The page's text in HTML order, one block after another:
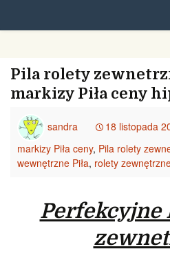
Pila rolety
markizy Piła ceny
sandra 18 listopada
markizy Piła ceny, Pila rolety
wewnętrzne Piła, rolety
Perfekcyjne